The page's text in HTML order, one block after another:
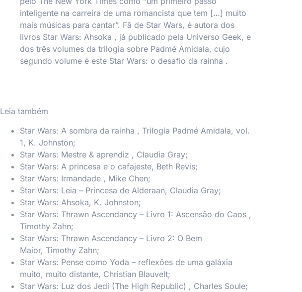
inteligente na carreira de uma romancista que tem […] muito
mais músicas para cantar”. Fã de Star Wars, é autora dos
livros Star Wars: Ahsoka , já publicado pela Universo Geek, e
dos três volumes da trilogia sobre Padmé Amidala, cujo
segundo volume é este Star Wars: o desafio da rainha .
Leia também
Star Wars: A sombra da rainha , Trilogia Padmé Amidala, vol.
1, K. Johnston;
Star Wars: Mestre & aprendiz , Claudia Gray;
Star Wars: A princesa e o cafajeste, Beth Revis;
Star Wars: Irmandade , Mike Chen;
Star Wars: Leia – Princesa de Alderaan, Claudia Gray;
Star Wars: Ahsoka, K. Johnston;
Star Wars: Thrawn Ascendancy – Livro 1: Ascensão do Caos ,
Timothy Zahn;
Star Wars: Thrawn Ascendancy – Livro 2: O Bem
Maior, Timothy Zahn;
Star Wars: Pense como Yoda – reflexões de uma galáxia
muito, muito distante, Christian Blauvelt;
Star Wars: Luz dos Jedi (The High Republic) , Charles Soule;